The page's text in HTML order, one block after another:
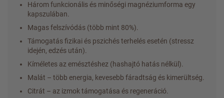
Három funkcionális és minőségi magnéziumforma egy
kapszulában.
Magas felszívódás (több mint 80%).
Támogatás fizikai és pszichés terhelés esetén (stressz
idején, edzés után).
Kíméletes az emésztéshez (hashajtó hatás nélkül).
Malát – több energia, kevesebb fáradtság és kimerültség.
Citrát – az izmok támogatása és regeneráció.